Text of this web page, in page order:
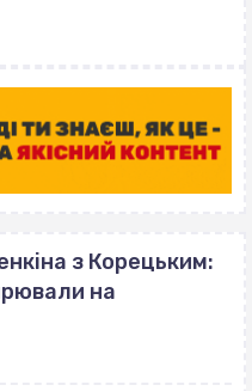
з Корецьким:
на